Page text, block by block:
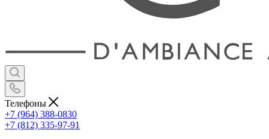
Телефоны
+7 (964) 388-0830
+7 (812) 335-97-91